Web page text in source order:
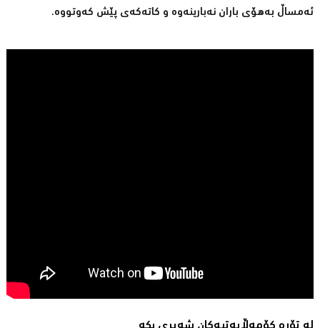
ئەمساڵ بەهۆی باران نەبارینەوە و كاتەكەی پێش كەوتووە.